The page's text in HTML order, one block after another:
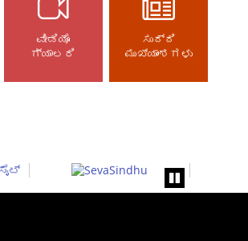
ವೀಡಿಯೊ
ಗ್ಯಾಲರಿ
ಸುದ್ದಿ
ಮುಖ್ಯಾಂಶಗಳು